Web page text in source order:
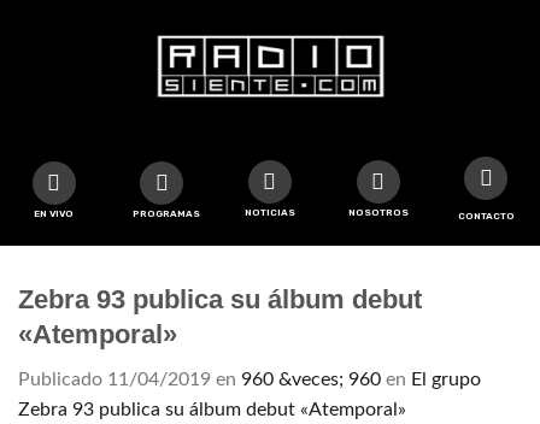
EN VIVO PROGRAMAS NOTICIAS NOSOTROS CONTACTO
Zebra 93 publica su álbum debut
«Atemporal»
Publicado 11/04/2019 en 960 &veces; 960 en El grupo
Zebra 93 publica su álbum debut «Atemporal»